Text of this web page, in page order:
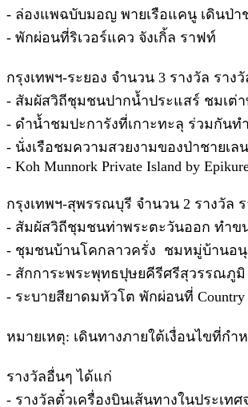
- ล่องแพฉบับมอญ พายเรือแคนู เดินป่า
- พักผ่อนที่ริเวอร์แคว จังเกิ้ล ราฟท์
กรุงเทพฯ-ระยอง จำนวน 3 รางวัล ราง
- สัมผัสวิถีชุมชนปากน้ำประแสร์ ชมเต่า
- ดำน้ำชมปะการังที่เกาะทะลุ ร่วมกันท
- นั่งเรือชมความสวยงามของป่าชายเล
- Koh Munnork Private Island by
กรุงเทพฯ-สุพรรณบุรี จำนวน 2 รางวัล
- สัมผัสวิถีชุมชนท่าพระตะวันออก ทำข
- ชุมชนบ้านโคกลาวครั่ง ชมหมู่บ้านอนุ
- สักการะพระพุทธปุษยคีรีศรีสุวรรณภูมิ
- ระบายสียาดมหัวโต พักผ่อนที่ Country
หมายเหตุ: เดินทางภายใต้เงื่อนไขที่กำ
รางวัลอื่นๆ ได้แก่
- รางวัลตั๋วเครื่องบินเส้นทางในประเทศ